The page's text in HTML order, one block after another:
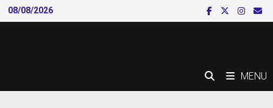
Skip
to
08/08/2026
MENU